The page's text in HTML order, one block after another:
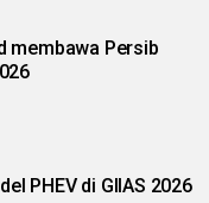
membawa Persib
PHEV di GIIAS 2026